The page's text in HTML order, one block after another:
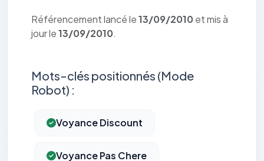
Référencement lancé le13/09/2010 et mis à
jour le13/09/2010.
Mots-clés positionnés (Mode
Robot) :
Voyance Discount
Voyance Pas Chere